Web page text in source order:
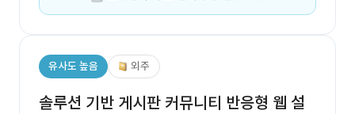
유사도 높음 외주
솔루션 기반 게시판 커뮤니티 반응형 웹 설